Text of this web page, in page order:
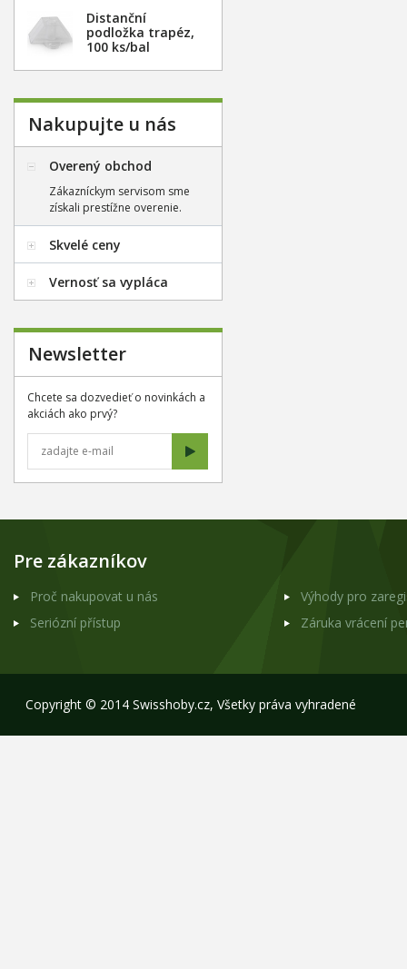
Distanční
podložka trapéz,
100 ks/bal
Nakupujte u nás
Overený obchod
Zákazníckym servisom sme
získali prestížne overenie.
Skvelé ceny
Vernosť sa vypláca
Newsletter
Chcete sa dozvedieť o novinkách a
akciách ako prvý?
Pre zákazníkov
Proč nakupovat u nás
Výhody pro
Seriózní přístup
Záruka vrácení
Copyright © 2014 Swisshoby.cz, Všetky práva vyhradené